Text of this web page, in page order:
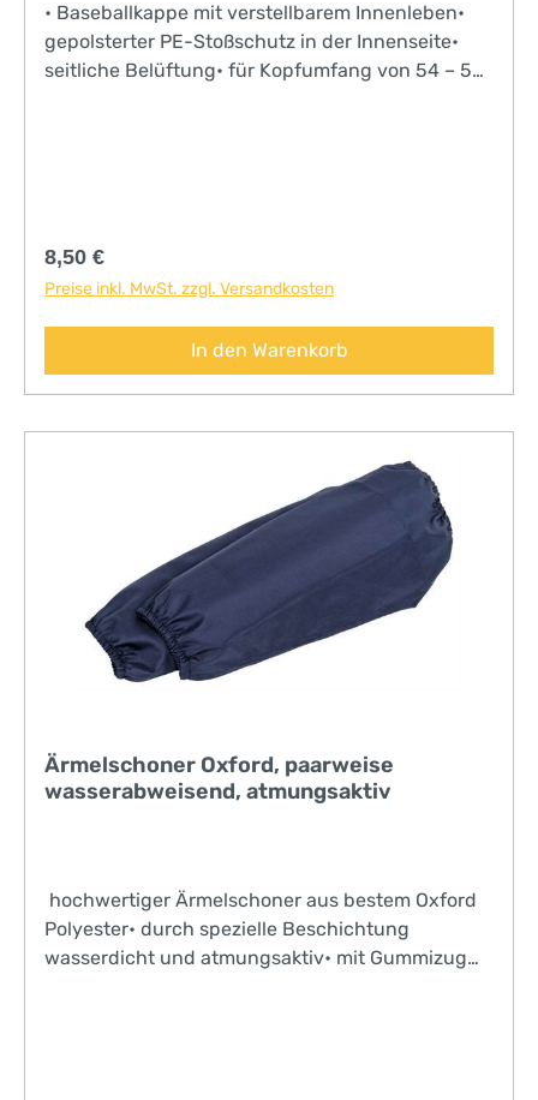
• Baseballkappe mit verstellbarem Innenleben•
gepolsterter PE-Stoßschutz in der Innenseite•
seitliche Belüftung• für Kopfumfang von 54 – 59
Regulärer Preis:
8,50 €
Preise inkl. MwSt. zzgl. Versandkosten
In den Warenkorb
Ärmelschoner Oxford, paarweise
wasserabweisend, atmungsaktiv
hochwertiger Ärmelschoner aus bestem Oxford
Polyester• durch spezielle Beschichtung
wasserdicht und atmungsaktiv• mit Gummizug